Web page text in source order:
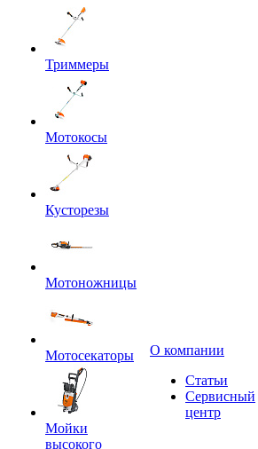
Триммеры
Мотокосы
Кусторезы
Мотоножницы
Мотосекаторы
Мойки
высокого
O компании
Статьи
Сервисный
центр